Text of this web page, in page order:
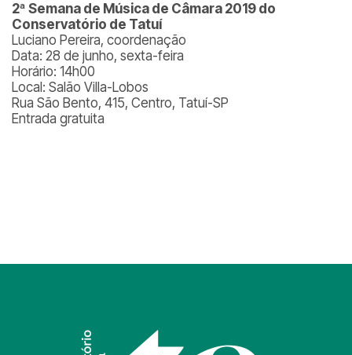
2ª Semana de Música de Câmara 2019 do
Conservatório de Tatuí
Luciano Pereira, coordenação
Data: 28 de junho, sexta-feira
Horário: 14h00
Local: Salão Villa-Lobos
Rua São Bento, 415, Centro, Tatuí-SP
Entrada gratuita